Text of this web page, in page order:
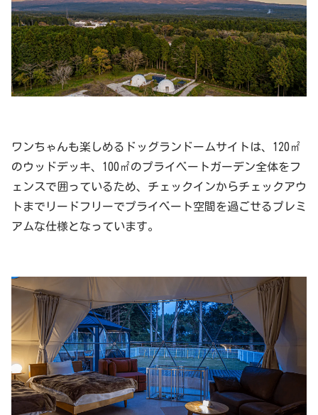
ワンちゃんも楽しめるドッグランドームサイトは、120㎡
のウッドデッキ、100㎡のプライベートガーデン全体をフ
ェンスで囲っているため、チェックインからチェックアウ
トまでリードフリーでプライべート空間を過ごせるプレミ
アムな仕様となっています。